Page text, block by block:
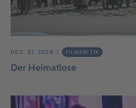
DEZ. 31, 2026 FILMKRITIK
Der Heimatlose